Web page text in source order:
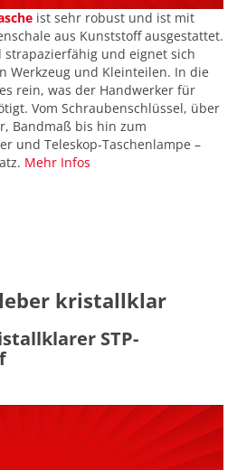
ist sehr robust und ist mit
aus Kunststoff ausgestattet.
und eignet sich
Werkzeug und Kleinteilen. In die
rein, was der Handwerker für
Vom Schraubenschlüssel, über
Bandmaß bis hin zum
und Teleskop-Taschenlampe –
Mehr Infos
kristallklar
STP-